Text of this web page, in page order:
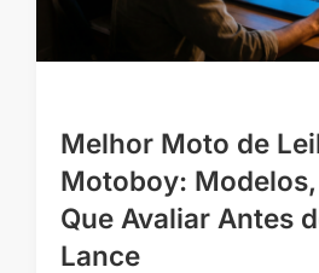
Melhor Moto de
Motoboy:
Que Avaliar Antes
Lance